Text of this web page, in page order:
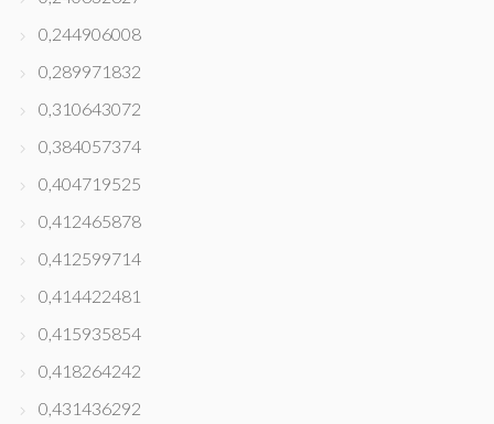
0,244906008
0,289971832
0,310643072
0,384057374
0,404719525
0,412465878
0,412599714
0,414422481
0,415935854
0,418264242
0,431436292